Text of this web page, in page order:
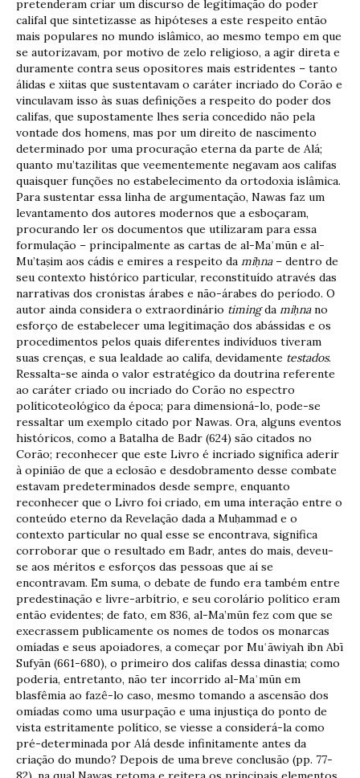
pretenderam criar um discurso de legitimação do poder
califal que sintetizasse as hipóteses a este respeito então
mais populares no mundo islâmico, ao mesmo tempo em que
se autorizavam, por motivo de zelo religioso, a agir direta e
duramente contra seus opositores mais estridentes – tanto
álidas e xiitas que sustentavam o caráter incriado do Corão e
vinculavam isso às suas definições a respeito do poder dos
califas, que supostamente lhes seria concedido não pela
vontade dos homens, mas por um direito de nascimento
determinado por uma procuração eterna da parte de Alá;
quanto mu’tazilitas que veementemente negavam aos califas
quaisquer funções no estabelecimento da ortodoxia islâmica.
Para sustentar essa linha de argumentação, Nawas faz um
levantamento dos autores modernos que a esboçaram,
procurando ler os documentos que utilizaram para essa
formulação – principalmente as cartas de al-Maʾmūn e al-
Mu’taṣim aos cádis e emires a respeito da miḥna – dentro de
seu contexto histórico particular, reconstituído através das
narrativas dos cronistas árabes e não-árabes do período. O
autor ainda considera o extraordinário timingda miḥnano
esforço de estabelecer uma legitimação dos abássidas e os
procedimentos pelos quais diferentes indivíduos tiveram
suas crenças, e sua lealdade ao califa, devidamente testados.
Ressalta-se ainda o valor estratégico da doutrina referente
ao caráter criado ou incriado do Corão no espectro
políticoteológico da época; para dimensioná-lo, pode-se
ressaltar um exemplo citado por Nawas. Ora, alguns eventos
históricos, como a Batalha de Badr (624) são citados no
Corão; reconhecer que este Livro é incriado significa aderir
à opinião de que a eclosão e desdobramento desse combate
estavam predeterminados desde sempre, enquanto
reconhecer que o Livro foi criado, em uma interação entre o
conteúdo eterno da Revelação dada a Muḥammad e o
contexto particular no qual esse se encontrava, significa
corroborar que o resultado em Badr, antes do mais, deveu-
se aos méritos e esforços das pessoas que aí se
encontravam. Em suma, o debate de fundo era também entre
predestinação e livre-arbítrio, e seu corolário político eram
então evidentes; de fato, em 836, al-Ma’mūn fez com que se
execrassem publicamente os nomes de todos os monarcas
omíadas e seus apoiadores, a começar por Muʿāwiyah ibn Abī
Sufyān (661-680), o primeiro dos califas dessa dinastia; como
poderia, entretanto, não ter incorrido al-Maʾmūn em
blasfêmia ao fazê-lo caso, mesmo tomando a ascensão dos
omíadas como uma usurpação e uma injustiça do ponto de
vista estritamente político, se viesse a considerá-la como
pré-determinada por Alá desde infinitamente antes da
criação do mundo? Depois de uma breve conclusão (pp. 77-